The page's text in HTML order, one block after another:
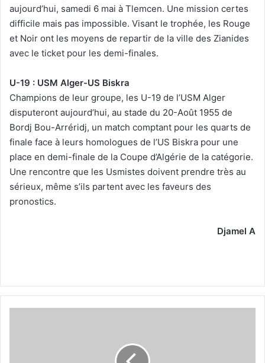
aujourd’hui, samedi 6 mai à Tlemcen. Une mission certes
difficile mais pas impossible. Visant le trophée, les Rouge
et Noir ont les moyens de repartir de la ville des Zianides
avec le ticket pour les demi-finales.
U-19 : USM Alger-US Biskra
Champions de leur groupe, les U-19 de l’USM Alger
disputeront aujourd’hui, au stade du 20-Août 1955 de
Bordj Bou-Arréridj, un match comptant pour les quarts de
finale face à leurs homologues de l’US Biskra pour une
place en demi-finale de la Coupe d’Algérie de la catégorie.
Une rencontre que les Usmistes doivent prendre très au
sérieux, même s’ils partent avec les faveurs des
pronostics.
Djamel A